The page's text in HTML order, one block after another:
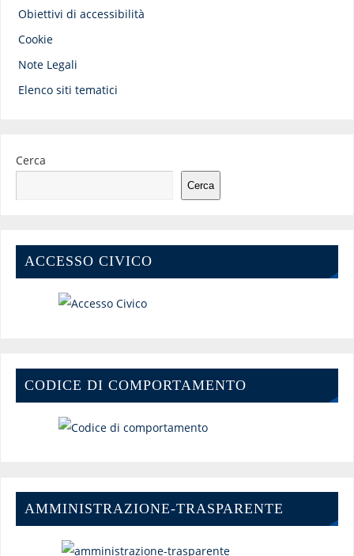
Obiettivi di accessibilità
Cookie
Note Legali
Elenco siti tematici
Cerca
Cerca
ACCESSO CIVICO
CODICE DI COMPORTAMENTO
AMMINISTRAZIONE-TRASPARENTE